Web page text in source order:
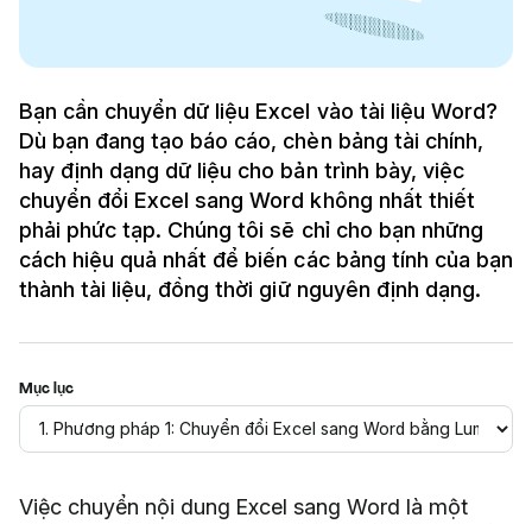
Bạn cần chuyển dữ liệu Excel vào tài liệu Word?
Dù bạn đang tạo báo cáo, chèn bảng tài chính,
hay định dạng dữ liệu cho bản trình bày, việc
chuyển đổi Excel sang Word không nhất thiết
phải phức tạp. Chúng tôi sẽ chỉ cho bạn những
cách hiệu quả nhất để biến các bảng tính của bạn
thành tài liệu, đồng thời giữ nguyên định dạng.
Mục lục
Việc chuyển nội dung Excel sang Word là một